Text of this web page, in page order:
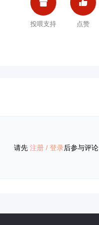

投喂支持

点赞
请先 注册 / 登录后参与评论